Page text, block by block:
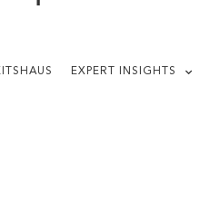
EXPERT INSIGHTS